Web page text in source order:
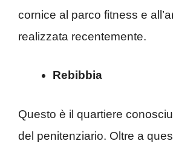
cornice al parco fitness e
realizzata recentemente.
Rebibbia
Questo è il quartiere
del penitenziario. Oltre a